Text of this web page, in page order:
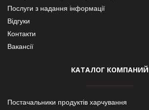
Послуги з надання інформації
Відгуки
Контакти
Вакансії
КАТАЛОГ КОМПАНИЙ
Постачальники продуктів харчування